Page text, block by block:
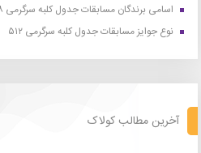
اسامی برندگان مسابقات جدول کلبه سرگرمی ۵۰۸
نوع جوایز مسابقات جدول کلبه سرگرمی ۵۱۲
آخرین مطالب کولاک